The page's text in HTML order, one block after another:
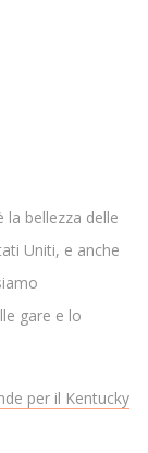
la bellezza delle
Uniti, e anche
gare e lo
per il Kentucky